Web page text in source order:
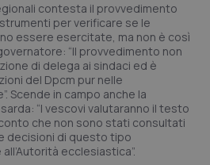
contesta il provvedimento
per verificare se le
essere esercitate, ma non è così
“Il provvedimento non
di delega ai sindaci ed è
del Dpcm pur nelle
Scende in campo anche la
“I vescovi valutaranno il testo
che non sono stati consultati
decisioni di questo tipo
ecclesiastica”.